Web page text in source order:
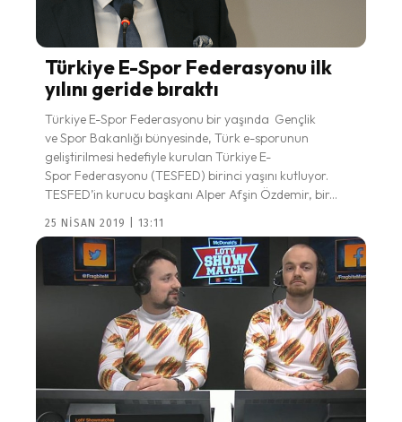
Türkiye E-Spor Federasyonu ilk
yılını geride bıraktı
Türkiye E-Spor Federasyonu bir yaşında Gençlik
ve Spor Bakanlığı bünyesinde, Türk e-sporunun
geliştirilmesi hedefiyle kurulan Türkiye E-
Spor Federasyonu (TESFED) birinci yaşını kutluyor.
TESFED’in kurucu başkanı Alper Afşin Özdemir, bir...
25 NISAN 2019 | 13:11